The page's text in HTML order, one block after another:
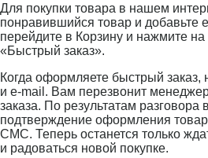
Для покупки товара в нашем
понравившийся товар и добавьте
перейдите в Корзину и нажмите
«Быстрый заказ».
Когда оформляете быстрый
и e-mail. Вам перезвонит
заказа. По результатам разговора
подтверждение оформления
СМС. Теперь останется только
и радоваться новой покупке.